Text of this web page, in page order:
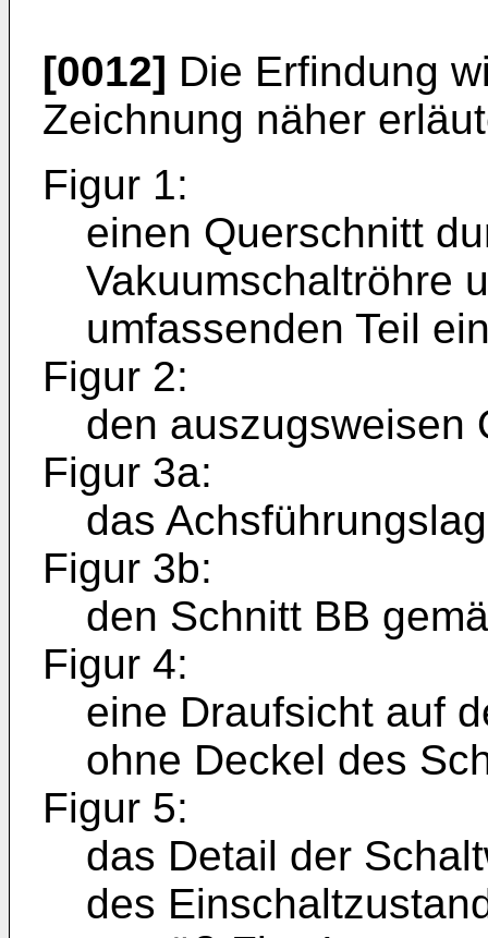
[0012] Die Erfindung
Zeichnung näher
Figur 1:
einen Querschnitt
Vakuumschaltröhre
umfassenden Teil
Figur 2:
den auszugsweisen
Figur 3a:
das
Figur 3b:
den Schnitt BB
Figur 4:
eine Draufsicht auf
ohne Deckel des
Figur 5:
das Detail der
des